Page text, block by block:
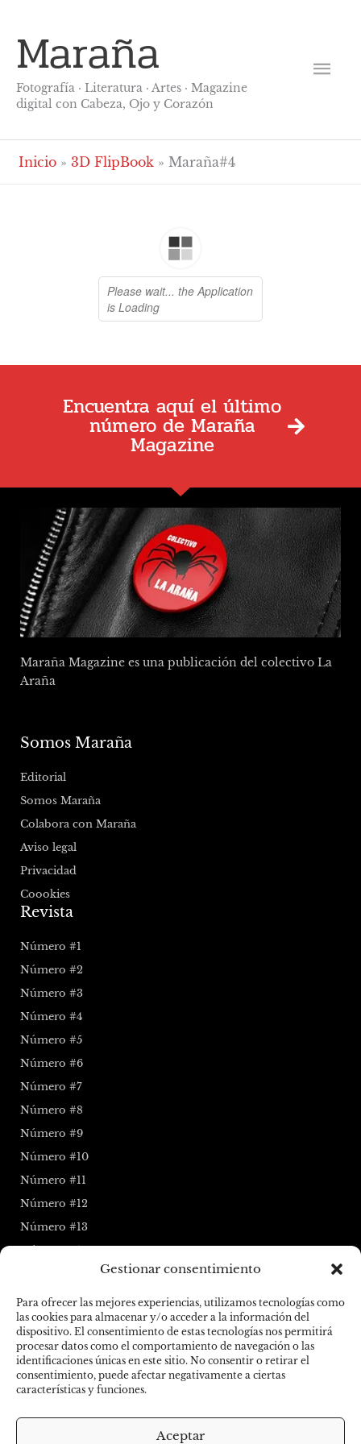
Gestionar consentimiento
Para ofrecer las mejores experiencias, utilizamos tecnologías como
las cookies para almacenar y/o acceder a la información del
dispositivo. El consentimiento de estas tecnologías nos permitirá
procesar datos como el comportamiento de navegación o las
identificaciones únicas en este sitio. No consentir o retirar el
consentimiento, puede afectar negativamente a ciertas
características y funciones.
Aceptar
contenido
Maraña
Fotografía · Literatura · Artes · Magazine
digital con Cabeza, Ojo y Corazón
Inicio 3D FlipBook Maraña#4
Encuentra aquí el último
número de Maraña
Magazine
Maraña Magazine es una publicación del colectivo La
Araña
Somos Maraña
Editorial
Somos Maraña
Colabora con Maraña
Aviso legal
Privacidad
Coookies
Revista
Número #1
Número #2
Número #3
Número #4
Número #5
Número #6
Número #7
Número #8
Número #9
Número #10
Número #11
Número #12
Número #13
Número #14
Sigue la Maraña
F
a
e
I
n
t